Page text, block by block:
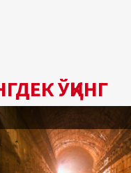
ЎҚИНГ